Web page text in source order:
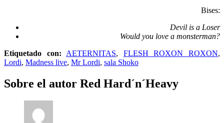
Bises:
Devil is a Loser
Would you love a monsterman?
Etiquetado con:
AETERNITAS, FLESH ROXON ROXON,
Lordi, Madness live, Mr Lordi, sala Shoko
Sobre el autor Red Hard´n´Heavy